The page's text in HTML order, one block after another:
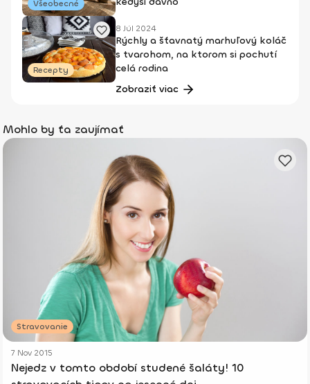
Všeobecné
Recepty
8 Júl 2024
Rýchly a šťavnatý marhuľový koláč
s tvarohom, na ktorom si pochutí
celá rodina
Zobraziť viac
Mohlo by ťa zaujímať
Stravovanie
7 Nov 2015
Nejedz v tomto období studené šaláty! 10